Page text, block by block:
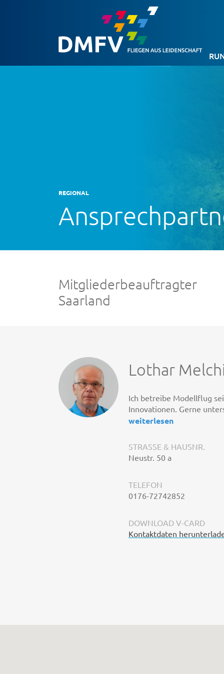
REGIONAL
Mitgliederbeauftragter
Saarland
Lothar
Ich betreibe Modellflug
Innovationen. Gerne
weiterlesen
STRASSE & HAUSNR.
Neustr. 50 a
TELEFON
0176-72742852
DOWNLOAD V-CARD
Kontaktdaten